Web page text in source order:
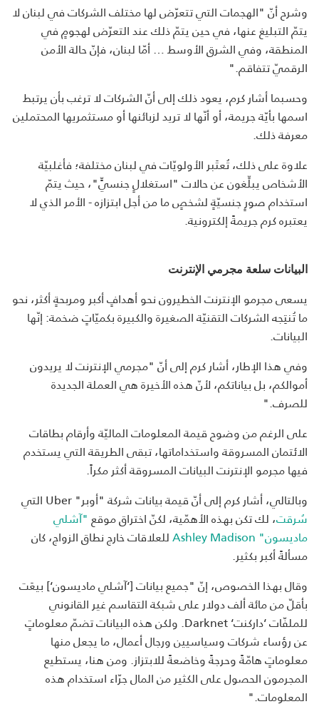
وشرح أنّ "الهجمات التي تتعرّض لها مختلف الشركات في لبنان لا
يتمّ التبليغ عنها، في حين يتمّ ذلك عند التعرّض لهجومٍ في
المنطقة، وفي الشرق الأوسط … أمّا لبنان، فإنّ حالة الأمن
الرقميّ تتفاقم."
وحسبما أشار كرم، يعود ذلك إلى أنّ الشركات لا ترغب بأن يرتبط
اسمها بأيّة جريمة، أو أنّها لا تريد لزبائنها أو مستثمريها المحتملين
معرفة ذلك.
علاوة على ذلك، تُعتَبر الأولويّات في لبنان مختلفة؛ فأغلبيّة
الأشخاص يبلِّغون عن حالات "استغلالٍ جنسيٍّ"، حيث يتمّ
استخدام صورٍ جنسيّةٍ لشخصٍ ما من أجل ابتزازه - الأمر الذي لا
يعتبره كرم جريمةً إلكترونية.
البيانات سلعة مجرمي الإنترنت
يسعى مجرمو الإنترنت الخطيرون نحو أهدافٍ أكبر ومربحةٍ أكثر، نحو
ما تُنتِجه الشركات التقنيّة الصغيرة والكبيرة بكميّاتٍ ضخمة: إنّها
البيانات.
وفي هذا الإطار، أشار كرم إلى أنّ "مجرمي الإنترنت لا يريدون
أموالكم، بل بياناتكم، لأنّ هذه الأخيرة هي العملة الجديدة
للصرف."
على الرغم من وضوح قيمة المعلومات الماليّة وأرقام بطاقات
الائتمان المسروقة واستخداماتها، تبقى الطريقة التي يستخدم
فيها مجرمو الإنترنت البيانات المسروقة أكثر مكراً.
وبالتالي، أشار كرم إلى أنّ قيمة بيانات شركة "أوبر" Uber التي
سُرقت، لك تكن بهذه الأهمّية، لكنّ اختراق موقع"آشلي
ماديسون" Ashley Madison
للعلاقات خارج نطاق الزواج، كان
مسألةً أكبر بكثير.
وقال بهذا الخصوص، إنّ "جميع بيانات [‘آشلي ماديسون‘] بيعَت
بأقلّ من مائة ألف دولار على شبكة التقاسم غير القانوني
للملفّات ‘داركنت‘ Darknet. ولكن هذه البيانات تضمّ معلوماتٍ
عن رؤساء شركات وسياسيين ورجال أعمال، ما يجعل منها
معلوماتٍ هامّةً وحرجةً وخاضعةً للابتزاز. ومن هنا، يستطيع
المجرمون الحصول على الكثير من المال جرّاء استخدام هذه
المعلومات."